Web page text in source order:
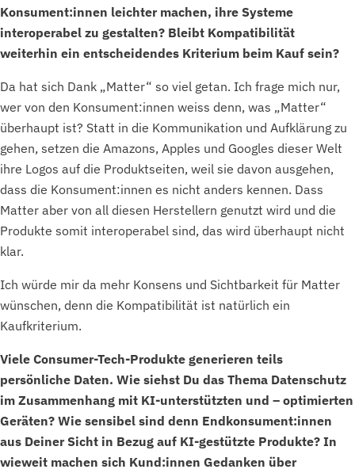
Konsument:innen leichter machen, ihre Systeme
interoperabel zu gestalten? Bleibt Kompatibilität
weiterhin ein entscheidendes Kriterium beim Kauf sein?
Da hat sich Dank „Matter“ so viel getan. Ich frage mich nur,
wer von den Konsument:innen weiss denn, was „Matter“
überhaupt ist? Statt in die Kommunikation und Aufklärung zu
gehen, setzen die Amazons, Apples und Googles dieser Welt
ihre Logos auf die Produktseiten, weil sie davon ausgehen,
dass die Konsument:innen es nicht anders kennen. Dass
Matter aber von all diesen Herstellern genutzt wird und die
Produkte somit interoperabel sind, das wird überhaupt nicht
klar.
Ich würde mir da mehr Konsens und Sichtbarkeit für Matter
wünschen, denn die Kompatibilität ist natürlich ein
Kaufkriterium.
Viele Consumer-Tech-Produkte generieren teils
persönliche Daten. Wie siehst Du das Thema Datenschutz
im Zusammenhang mit KI-unterstützten und – optimierten
Geräten? Wie sensibel sind denn Endkonsument:innen
aus Deiner Sicht in Bezug auf KI-gestützte Produkte? In
wieweit machen sich Kund:innen Gedanken über